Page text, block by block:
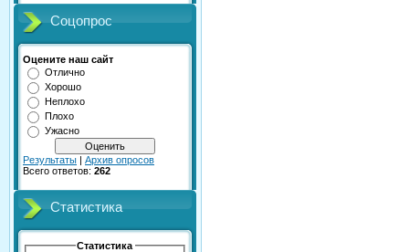
Соцопрос
Оцените наш сайт
Отлично
Хорошо
Неплохо
Плохо
Ужасно
Результаты | Архив опросов
Всего ответов: 262
Статистика
Статистика